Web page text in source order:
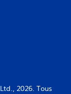
2026. Tous